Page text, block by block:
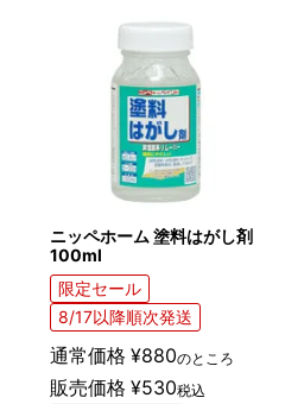
ニッペホーム 塗料はがし剤
100ml
限定セール
8/17以降順次発送
通常価格 ¥880のところ
販売価格 ¥530税込